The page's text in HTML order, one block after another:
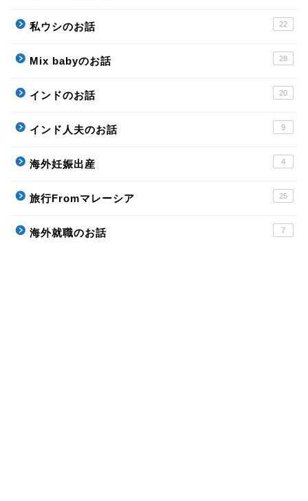
私ウシのお話 22
Mix babyのお話 28
インドのお話 20
インド人夫のお話 9
海外妊娠出産 4
旅行Fromマレーシア 25
海外就職のお話 7